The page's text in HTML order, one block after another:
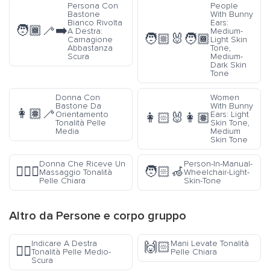
🧑🏾‍🦯‍➡️
Persona Con
Bastone
Bianco Rivolta
A Destra:
Carnagione
Abbastanza
Scura
🧑🏼‍🐰‍🧑🏾
People
With Bunny
Ears:
Medium-
Light Skin
Tone,
Medium-
Dark Skin
Tone
👩🏽‍🦯
Donna Con
Bastone Da
Orientamento
Tonalità Pelle
Media
👩🏻‍🐰‍👩🏽
Women
With Bunny
Ears: Light
Skin Tone,
Medium
Skin Tone
💆🏻‍♀️
Donna Che Riceve Un
Massaggio Tonalità
Pelle Chiara
🧑🏻‍🦽
Person-In-Manual-
Wheelchair-Light-
Skin-Tone
Altro da Persone e corpo gruppo
👉🏾
Indicare A Destra
Tonalità Pelle Medio-
Scura
🙌🏻Mani Levate Tonalità
Pelle Chiara